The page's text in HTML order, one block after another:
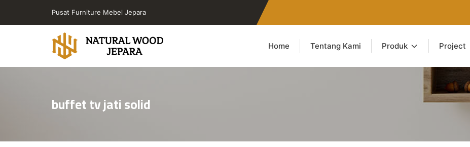
Pusat Furniture Mebel Jepara
Toko
Jepara
PT
Home Tentang Kami Produk Project
buffet tv jati solid